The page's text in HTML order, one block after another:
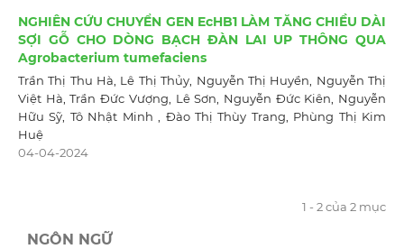
NGHIÊN CỨU CHUYỂN GEN EcHB1 LÀM TĂNG CHIỀU DÀI
SỢI GỖ CHO DÒNG BẠCH ĐÀN LAI UP THÔNG QUA
Agrobacterium tumefaciens
Trần Thị Thu Hà, Lê Thị Thủy, Nguyễn Thị Huyền, Nguyễn Thị
Việt Hà, Trần Đức Vượng, Lê Sơn, Nguyễn Đức Kiên, Nguyễn
Hữu Sỹ, Tô Nhật Minh , Đào Thị Thùy Trang, Phùng Thị Kim
Huệ
04-04-2024
1 - 2 của 2 mục
NGÔN NGỮ